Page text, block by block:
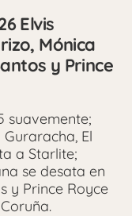
Elvis
Mónica
y Prince
suavemente;
El
a Starlite;
se desata en
y Prince Royce